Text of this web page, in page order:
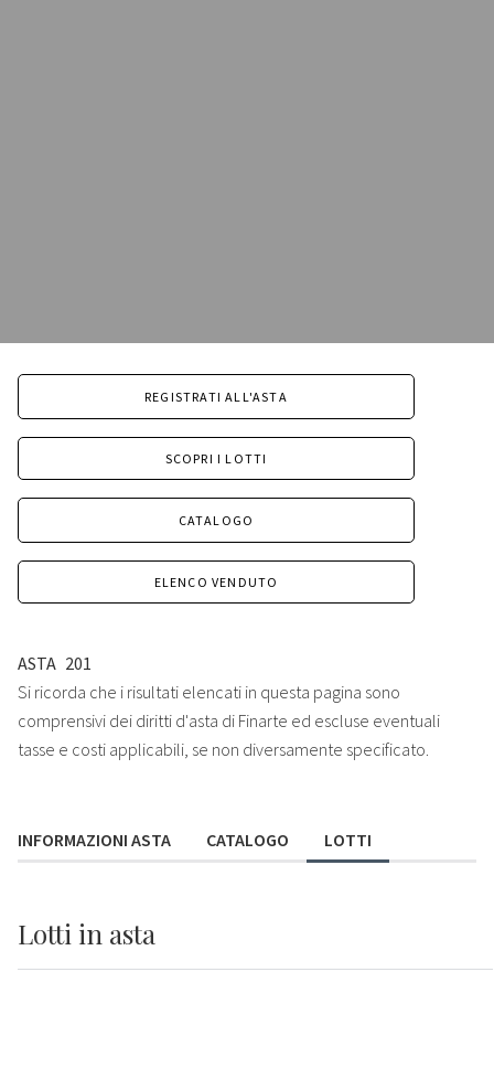
REGISTRATI ALL'ASTA
SCOPRI I LOTTI
CATALOGO
ELENCO VENDUTO
ASTA 201
Si ricorda che i risultati elencati in questa pagina sono
comprensivi dei diritti d'asta di Finarte ed escluse eventuali
tasse e costi applicabili, se non diversamente specificato.
INFORMAZIONI ASTA CATALOGO LOTTI
Lotti in asta